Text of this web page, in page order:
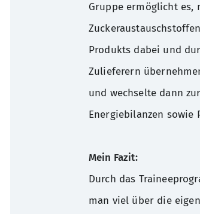
Gruppe ermöglicht es,
Produkts dabei und
Zulieferern
und wechselte dann
Energiebilanzen sowie
Mein Fazit:
Durch das
man viel über die